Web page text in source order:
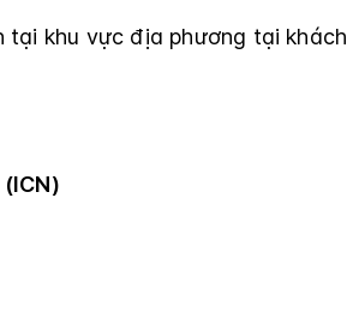
tại khu vực địa phương tại khách